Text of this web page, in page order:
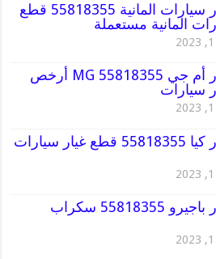
قطع غيار سيارات المانية 55818355 قطع
المانية مستعملة
قطع غيار أم جي MG 55818355 أرخص
سيارات
قطع غيار كيا 55818355 قطع غيار سيارات
قطع غيار باجيرو 55818355 سكراب